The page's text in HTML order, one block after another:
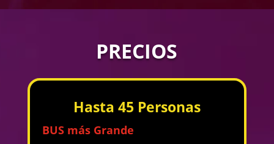
PRECIOS
Hasta 45 Personas
BUS más Grande